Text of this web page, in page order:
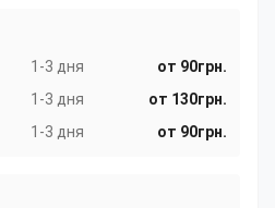
1-3 дня
от 90грн.
1-3 дня
от 130грн.
1-3 дня от 90грн.